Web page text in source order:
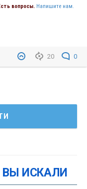
вопросы. Напишите нам.
20 0
ВЫ ИСКАЛИ